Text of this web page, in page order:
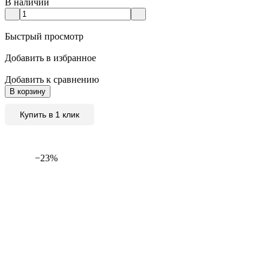
В наличии
Быстрый просмотр
Добавить в избранное
Добавить к сравнению
В корзину
Купить в 1 клик
−23%